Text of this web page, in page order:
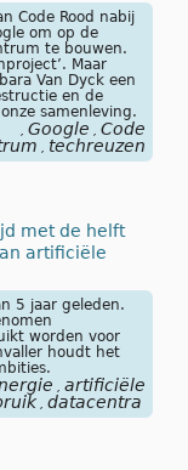
Code Rood nabij
om op de
te bouwen.
Maar
Van Dyck een
en de
samenleving.
Google
Code
techreuzen
met de helft
artificiële
5 jaar geleden.
worden voor
houdt het
artificiële
datacentra